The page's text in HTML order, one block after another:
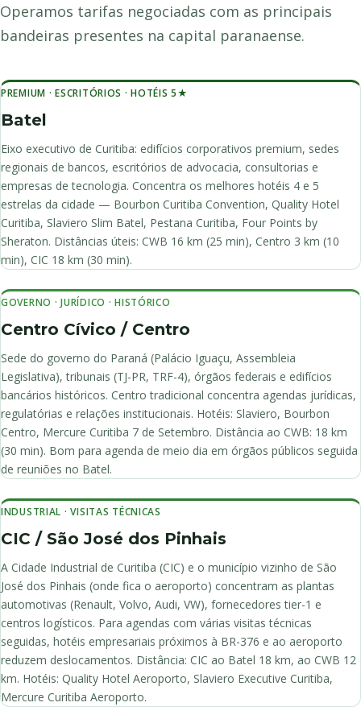
Operamos tarifas negociadas com as principais
bandeiras presentes na capital paranaense.
PREMIUM · ESCRITÓRIOS · HOTÉIS 5★
Batel
Eixo executivo de Curitiba: edifícios corporativos premium, sedes
regionais de bancos, escritórios de advocacia, consultorias e
empresas de tecnologia. Concentra os melhores hotéis 4 e 5
estrelas da cidade — Bourbon Curitiba Convention, Quality Hotel
Curitiba, Slaviero Slim Batel, Pestana Curitiba, Four Points by
Sheraton. Distâncias úteis: CWB 16 km (25 min), Centro 3 km (10
min), CIC 18 km (30 min).
GOVERNO · JURÍDICO · HISTÓRICO
Centro Cívico / Centro
Sede do governo do Paraná (Palácio Iguaçu, Assembleia
Legislativa), tribunais (TJ-PR, TRF-4), órgãos federais e edifícios
bancários históricos. Centro tradicional concentra agendas jurídicas,
regulatórias e relações institucionais. Hotéis: Slaviero, Bourbon
Centro, Mercure Curitiba 7 de Setembro. Distância ao CWB: 18 km
(30 min). Bom para agenda de meio dia em órgãos públicos seguida
de reuniões no Batel.
INDUSTRIAL · VISITAS TÉCNICAS
CIC / São José dos Pinhais
A Cidade Industrial de Curitiba (CIC) e o município vizinho de São
José dos Pinhais (onde fica o aeroporto) concentram as plantas
automotivas (Renault, Volvo, Audi, VW), fornecedores tier-1 e
centros logísticos. Para agendas com várias visitas técnicas
seguidas, hotéis empresariais próximos à BR-376 e ao aeroporto
reduzem deslocamentos. Distância: CIC ao Batel 18 km, ao CWB 12
km. Hotéis: Quality Hotel Aeroporto, Slaviero Executive Curitiba,
Mercure Curitiba Aeroporto.